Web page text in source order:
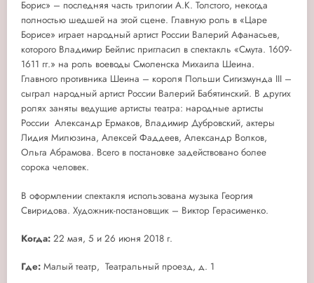
Борис» – последняя часть трилогии А.К. Толстого, некогда
полностью шедшей на этой сцене. Главную роль в «Царе
Борисе» играет народный артист России Валерий Афанасьев,
которого Владимир Бейлис пригласил в спектакль «Смута. 1609-
1611 гг.» на роль воеводы Смоленска Михаила Шеина.
Главного противника Шеина – короля Польши Сигизмунда III –
сыграл народный артист России Валерий Бабятинский. В других
ролях заняты ведущие артисты театра: народные артисты
России Александр Ермаков, Владимир Дубровский, актеры
Лидия Милюзина, Алексей Фаддеев, Александр Волков,
Ольга Абрамова. Всего в постановке задействовано более
сорока человек.
В оформлении спектакля использована музыка Георгия
Свиридова. Художник-постановщик – Виктор Герасименко.
Когда: 22 мая, 5 и 26 июня 2018 г.
Где: Малый театр, Театральный проезд, д. 1